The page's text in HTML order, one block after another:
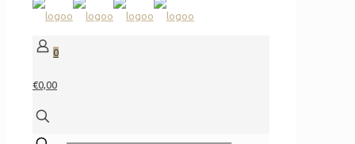
0
€0,00